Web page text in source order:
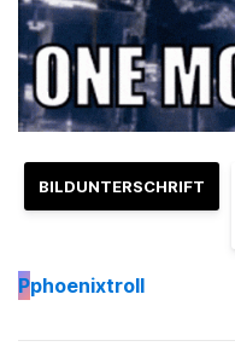
BILDUNTERSCHRIFT
Pphoenixtroll